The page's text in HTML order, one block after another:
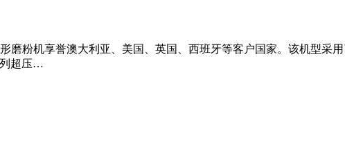
磨粉机享誉澳大利亚、美国、英国、西班牙等客户国家。该机型采
列超压…